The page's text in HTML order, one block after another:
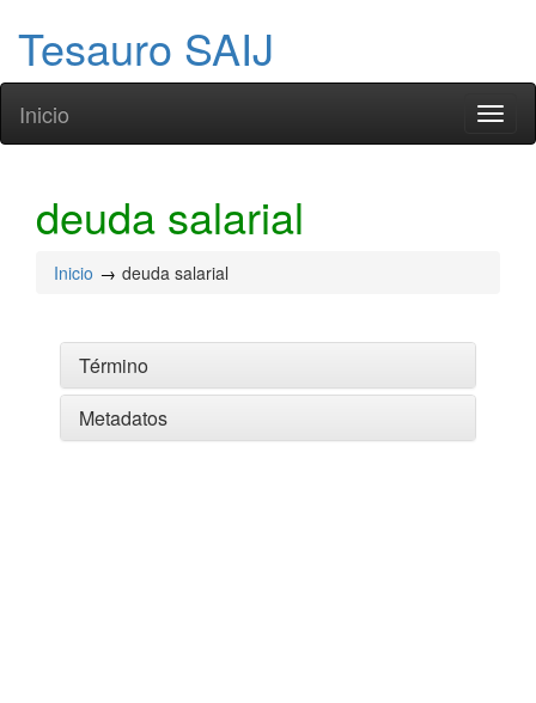
Tesauro SAIJ
Inicio
deuda salarial
Inicio deuda salarial
Término
Metadatos